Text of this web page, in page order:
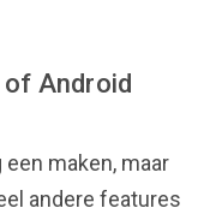
of Android
maken, maar
andere features